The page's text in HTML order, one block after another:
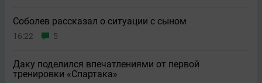
Соболев рассказал о ситуации с сыном
16:22 5
Даку поделился впечатлениями от первой
тренировки «Спартака»